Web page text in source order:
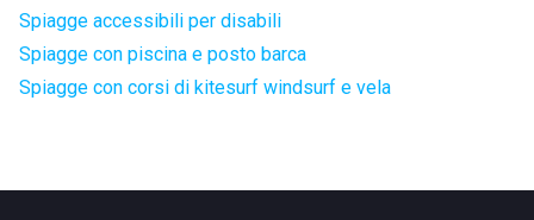
Spiagge accessibili per disabili
Spiagge con piscina e posto barca
Spiagge con corsi di kitesurf windsurf e vela